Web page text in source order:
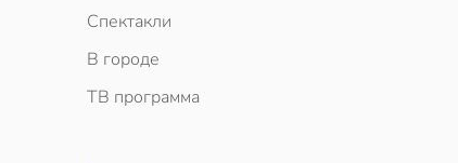
Спектакли
В городе
ТВ программа